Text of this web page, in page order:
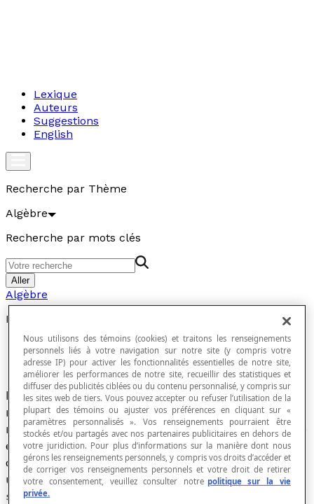
Lexique
Auteurs
Suggestions
English
Recherche par Thème
Algèbre
Recherche par mots clés
Aller
Algèbre
Forme développée
Expression numérique ou algébrique qui
représente une expression dans laquelle on a
résolu tous les calculs entre parenthèses. Cette
expression s'applique aussi au procédé qui
consiste, à l'inverse, à représenter un nombre ou
une expression sous une forme qui décompose
ses éléments.
Nous utilisons des témoins (cookies) et traitons les renseignements
personnels liés à votre navigation sur notre site (y compris votre
adresse IP) pour activer les fonctionnalités essentielles de notre site,
améliorer les performances de notre site, recueillir des statistiques et
diffuser des publicités ciblées ou du contenu personnalisé, y compris sur
les sites web de tiers. Vous pouvez accepter ou refuser l’utilisation de la
plupart des témoins ou ajuster vos préférences en cliquant sur «
paramètres personnalisés ». Vos renseignements pourraient être
stockés et/ou partagés avec nos partenaires publicitaires en dehors de
votre juridiction. Pour plus d’informations sur la manière dont nous
gérons les renseignements personnels, y compris vos droits d’accéder et
de corriger vos renseignements personnels et votre droit de retirer
votre consentement, veuillez consulter notre politique sur la vie
privée.